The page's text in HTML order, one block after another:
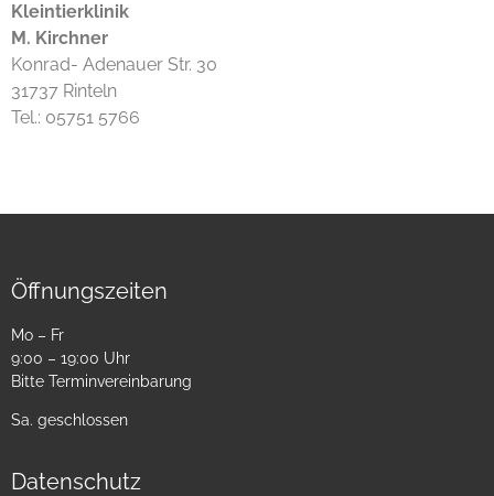
Kleintierklinik
M. Kirchner
Konrad- Adenauer Str. 30
31737 Rinteln
Tel.: 05751 5766
Öffnungszeiten
Mo – Fr
9:00 – 19:00 Uhr
Bitte Terminvereinbarung
Sa. geschlossen
Datenschutz